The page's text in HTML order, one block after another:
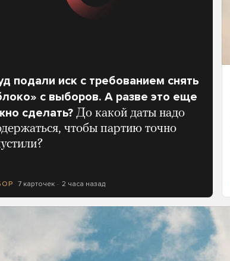
подали иск с требованием снять
с выборов. А разве это еще
сделать? До какой даты надо
чтобы партию точно
7 карточек 2 часа назад